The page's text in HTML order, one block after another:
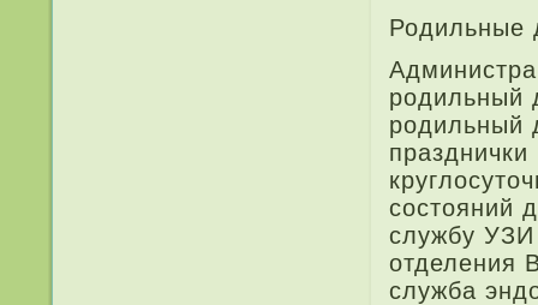
Родильные
родильный
родильный
состояний
службу УЗИ
отделе­ния
служба